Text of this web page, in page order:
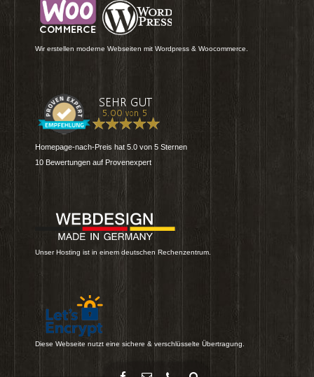
Wir erstellen moderne Webseiten mit Wordpress & Woocommerce.
Homepage-nach-Preis hat 5.0 von 5 Sternen
10 Bewertungen auf Provenexpert
Unser Hosting ist in einem deutschen Rechenzentrum.
Diese Webseite nutzt eine sichere & verschlüsselte Übertragung.